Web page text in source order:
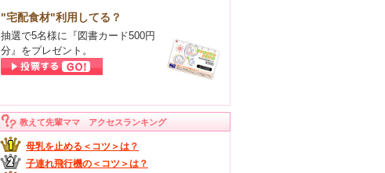
"宅配食材"利用してる？
抽選で5名様に『図書カード500円
分』をプレゼント。
教えて先輩ママ アクセスランキング
母乳を止める＜コツ＞は？
子連れ飛行機の＜コツ＞は？